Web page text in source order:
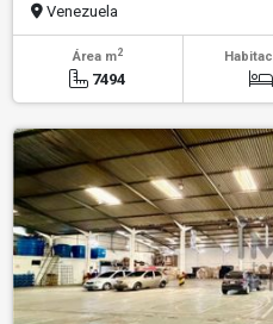
Venezuela
Área m2
7494